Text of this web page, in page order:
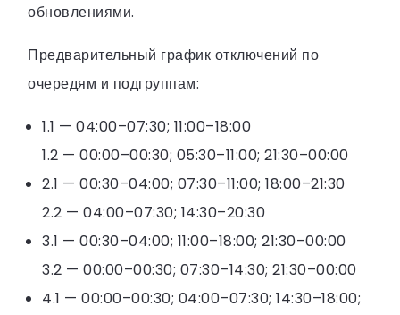
обновлениями.
Предварительный график отключений по
очередям и подгруппам:
1.1 — 04:00–07:30; 11:00–18:00
1.2 — 00:00–00:30; 05:30–11:00; 21:30–00:00
2.1 — 00:30–04:00; 07:30–11:00; 18:00–21:30
2.2 — 04:00–07:30; 14:30–20:30
3.1 — 00:30–04:00; 11:00–18:00; 21:30–00:00
3.2 — 00:00–00:30; 07:30–14:30; 21:30–00:00
4.1 — 00:00–00:30; 04:00–07:30; 14:30–18:00;